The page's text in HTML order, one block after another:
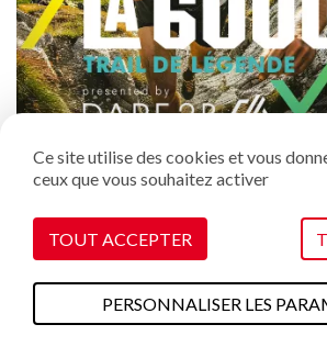
30 juillet au 1er août
Ce site utilise des cookies et vous
ceux que vous souhaitez activer
TOUT ACCEPTER
PERSONNALISER LES